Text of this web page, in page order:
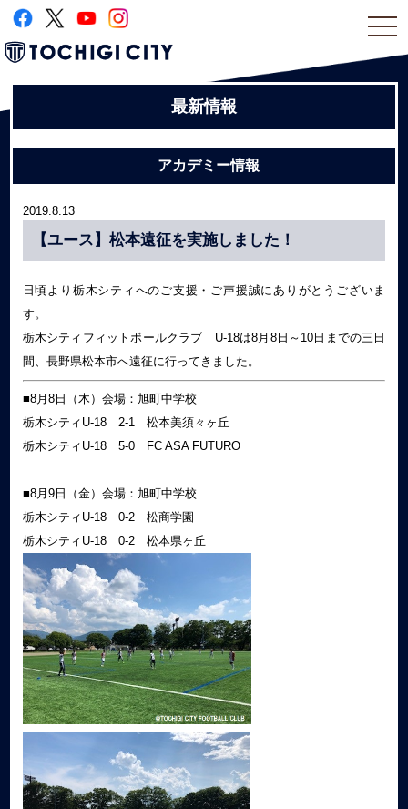
最新情報
アカデミー情報
2019.8.13
【ユース】松本遠征を実施しました！
日頃より栃木シティへのご支援・ご声援誠にありがとうございま
す。
栃木シティフィットボールクラブ U-18は8月8日～10日までの三日
間、長野県松本市へ遠征に行ってきました。
■8月8日（木）会場：旭町中学校
栃木シティU-18 2-1 松本美須々ヶ丘
栃木シティU-18 5-0 FC ASA FUTURO
■8月9日（金）会場：旭町中学校
栃木シティU-18 0-2 松商学園
栃木シティU-18 0-2 松本県ヶ丘